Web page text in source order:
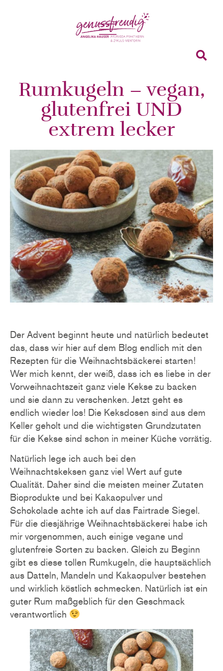
Rumkugeln – vegan,
glutenfrei UND
extrem lecker
Der Advent beginnt heute und natürlich bedeutet
das, dass wir hier auf dem Blog endlich mit den
Rezepten für die Weihnachtsbäckerei starten!
Wer mich kennt, der weiß, dass ich es liebe in der
Vorweihnachtszeit ganz viele Kekse zu backen
und sie dann zu verschenken. Jetzt geht es
endlich wieder los! Die Keksdosen sind aus dem
Keller geholt und die wichtigsten Grundzutaten
für die Kekse sind schon in meiner Küche vorrätig.
Natürlich lege ich auch bei den
Weihnachtskeksen ganz viel Wert auf gute
Qualität. Daher sind die meisten meiner Zutaten
Bioprodukte und bei Kakaopulver und
Schokolade achte ich auf das Fairtrade Siegel.
Für die diesjährige Weihnachtsbäckerei habe ich
mir vorgenommen, auch einige vegane und
glutenfreie Sorten zu backen. Gleich zu Beginn
gibt es diese tollen Rumkugeln, die hauptsächlich
aus Datteln, Mandeln und Kakaopulver bestehen
und wirklich köstlich schmecken. Natürlich ist ein
guter Rum maßgeblich für den Geschmack
verantwortlich